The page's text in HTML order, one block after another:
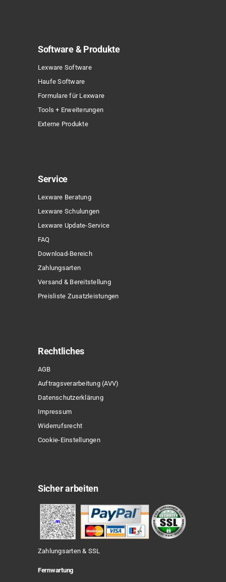
Software & Produkte
Lexware Software
Haufe Software
Formulare für Lexware
Tools + Erweiterungen
Externe Produkte
Service
Lexware Beratung
Lexware Schulungen
Lexware Update-Service
FAQ
Download-Bereich
Zahlungsarten
Versand & Bereitstellung
Preisliste Zusatzleistungen
Rechtliches
AGB
Auftragsverarbeitung (AVV)
Datenschutzerklärung
Impressum
Widerrufsrecht
Cookie-Einstellungen
Sicher arbeiten
Zahlungsarten & SSL
Fernwartung